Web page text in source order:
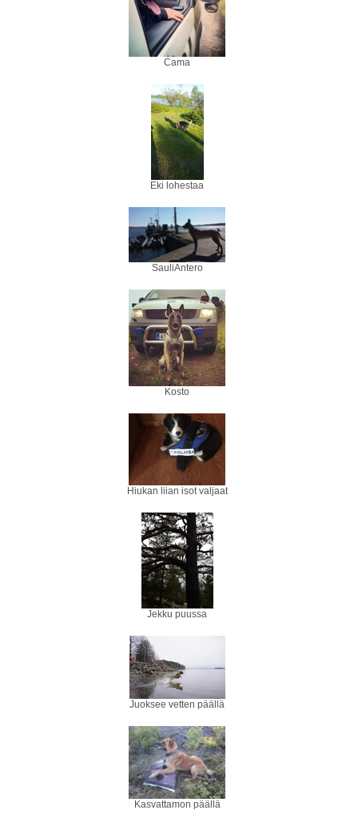
Cama
Eki lohestaa
SauliAntero
Kosto
Hiukan liian isot valjaat
Jekku puussa
Juoksee vetten päällä
Kasvattamon päällä